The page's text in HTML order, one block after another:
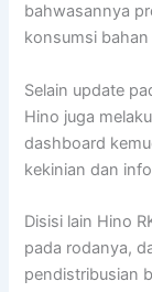
bahwasannya
konsumsi
Selain update
Hino juga
dashboard
kekinian dan
Disisi lain Hino
pada rodanya,
pendistribusian